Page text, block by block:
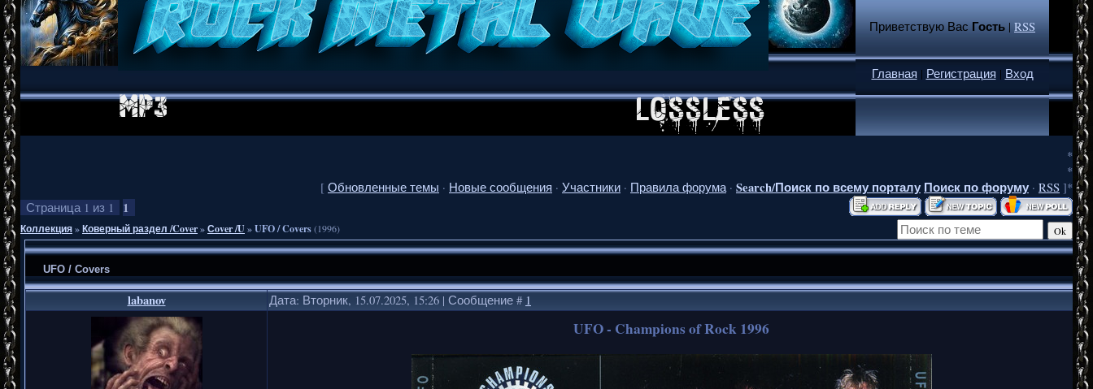
Приветствую Вас Гость|RSS
Главная | Регистрация | Вход
*
*
[ Обновленные темы · Новые сообщения · Участники · Правила форума · Search/Поиск по всему порталу Поиск по форуму · RSS ]*
Страница 1 из 1 1
Коллекция»Коверный раздел /Cover»Сover /U»UFO / Covers(1996)
UFO / Covers
labanov Дата: Вторник, 15.07.2025, 15:26 | Сообщение # 1
UFO - Champions of Rock 1996